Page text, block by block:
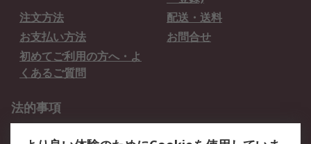
注文方法
配送・送料
お支払い方法
お問合せ
初めてご利用の方へ・よ
くあるご質問
法的事項